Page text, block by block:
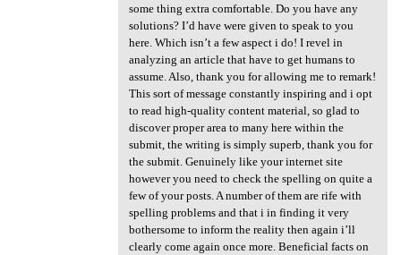
some thing extra comfortable. Do you have any
solutions? I’d have were given to speak to you
here. Which isn’t a few aspect i do! I revel in
analyzing an article that have to get humans to
assume. Also, thank you for allowing me to remark!
This sort of message constantly inspiring and i opt
to read high-quality content material, so glad to
discover proper area to many here within the
submit, the writing is simply superb, thank you for
the submit. Genuinely like your internet site
however you need to check the spelling on quite a
few of your posts. A number of them are rife with
spelling problems and that i in finding it very
bothersome to inform the reality then again i’ll
clearly come again once more. Beneficial facts on